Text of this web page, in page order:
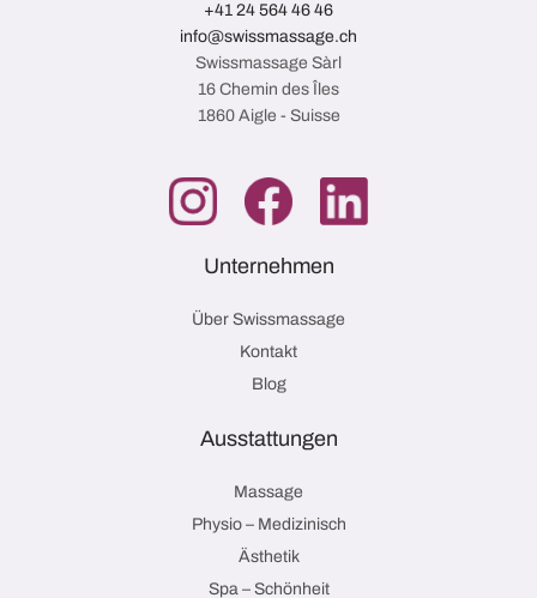
+41 24 564 46 46
info@swissmassage.ch
Swissmassage Sàrl
16 Chemin des Îles
1860 Aigle - Suisse
Unternehmen
Über Swissmassage
Kontakt
Blog
Ausstattungen
Massage
Physio – Medizinisch
Ästhetik
Spa – Schönheit